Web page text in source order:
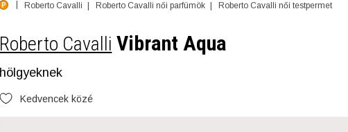
Roberto Cavalli Roberto Cavalli női parfümök Roberto Cavalli női testpermet
Roberto Cavalli Vibrant Aqua
hölgyeknek
Kedvencek közé